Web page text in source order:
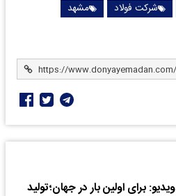
شرکت فولاد
مشهد
ویدیو: برای اولین بار در جهان؛تولید